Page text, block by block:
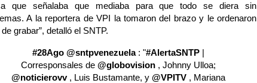
que señalaba que mediaba para que todo se diera sin
A la reportera de VPI la tomaron del brazo y le ordenaron
grabar”, detalló el SNTP.
#28Ago @sntpvenezuela: "#AlertaSNTP |
Corresponsales de @globovision , Johnny Ulloa;
@noticierovv, Luis Bustamante, y @VPITV , Mariana